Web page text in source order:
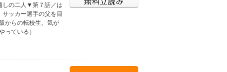
しの二人▼第７話／は
ッカー選手の父を目
からの転校生。気が
っている）